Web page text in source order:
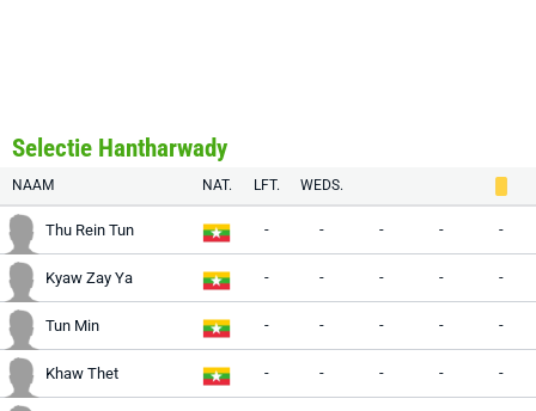
Selectie Hantharwady
NAAM NAT. LFT. WEDS.
Thu Rein Tun - - - - -
Kyaw Zay Ya - - - - -
Tun Min - - - - -
Khaw Thet - - - - -